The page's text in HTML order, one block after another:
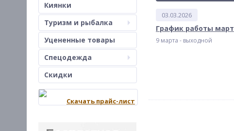
Киянки
Туризм и рыбалка
Уцененные товары
Спецодежда
Скидки
Скачать прайс-лист
03.03.2026
График работы март
9 марта - выходной